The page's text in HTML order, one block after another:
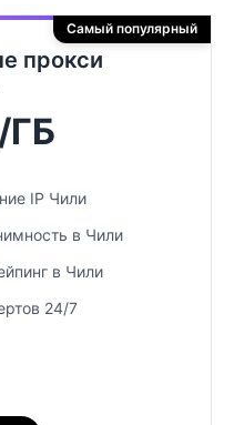
прокси
ГБ
IP Чили
в Чили
в Чили
24/7
Самый популярный